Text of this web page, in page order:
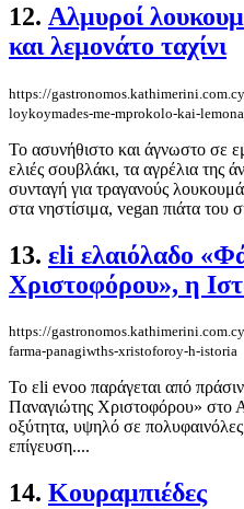
12. Αλμυροί
και λεμονάτο ταχίνι
https://
loykoymades-me-mprokolo-kai-
Το ασυνήθιστο και άγνωστο σε
ελιές σουβλάκι, τα αγρέλια της
συνταγή για τραγανούς
στα νηστίσιμα, vegan πιάτα του
13. εli ελαιόλαδο
Χριστοφόρου», η
https://
farma-panagiwths-xristoforoy-h-istoria
Το εli evoo παράγεται από
Παναγιώτης Χριστοφόρου» στο
οξύτητα, υψηλό σε
επίγευση....
14. Κουραμπιέδες